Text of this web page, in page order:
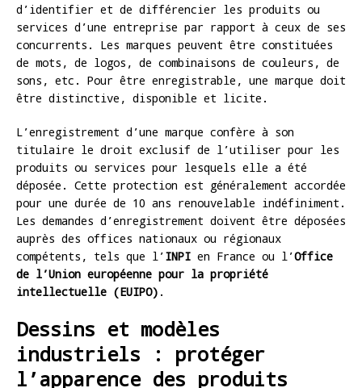
d’identifier et de différencier les produits ou
services d’une entreprise par rapport à ceux de ses
concurrents. Les marques peuvent être constituées
de mots, de logos, de combinaisons de couleurs, de
sons, etc. Pour être enregistrable, une marque doit
être distinctive, disponible et licite.
L’enregistrement d’une marque confère à son
titulaire le droit exclusif de l’utiliser pour les
produits ou services pour lesquels elle a été
déposée. Cette protection est généralement accordée
pour une durée de 10 ans renouvelable indéfiniment.
Les demandes d’enregistrement doivent être déposées
auprès des offices nationaux ou régionaux
compétents, tels que l’INPI en France ou l’Office
de l’Union européenne pour la propriété
intellectuelle (EUIPO) .
Dessins et modèles
industriels : protéger
l’apparence des produits